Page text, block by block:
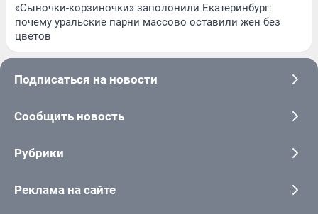
«Сыночки-корзиночки» заполонили Екатеринбург:
почему уральские парни массово оставили жен без
цветов
Подписаться на новости
Сообщить новость
Рубрики
Реклама на сайте